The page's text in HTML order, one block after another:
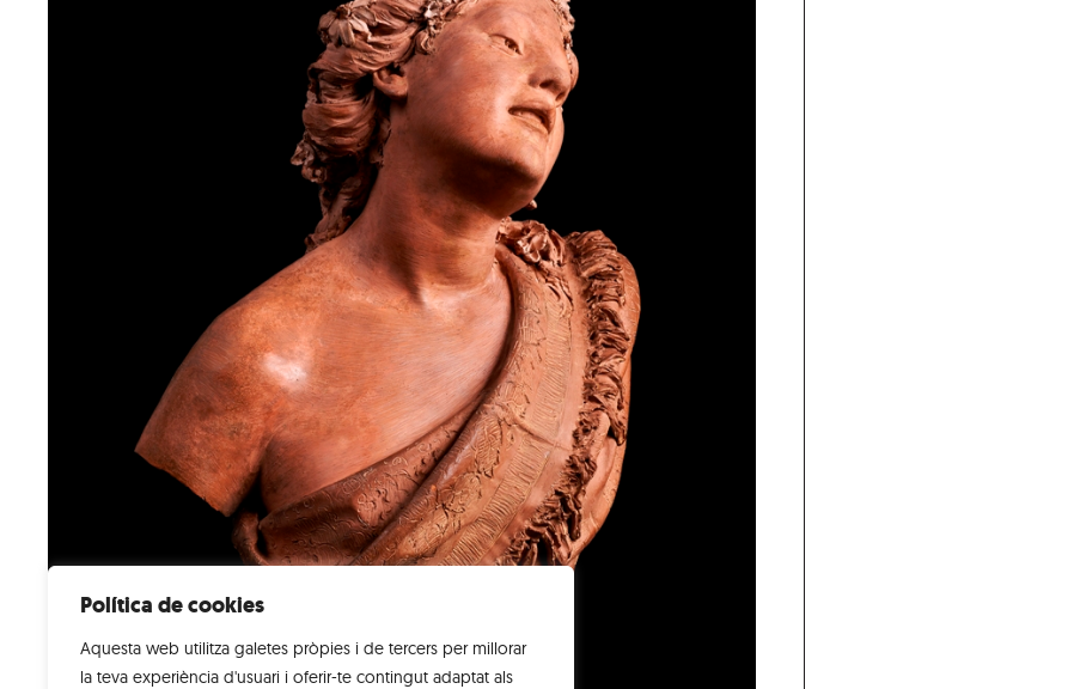
Política de cookies
Aquesta web utilitza galetes pròpies i de tercers per millorar
la teva experiència d'usuari i oferir-te contingut adaptat als